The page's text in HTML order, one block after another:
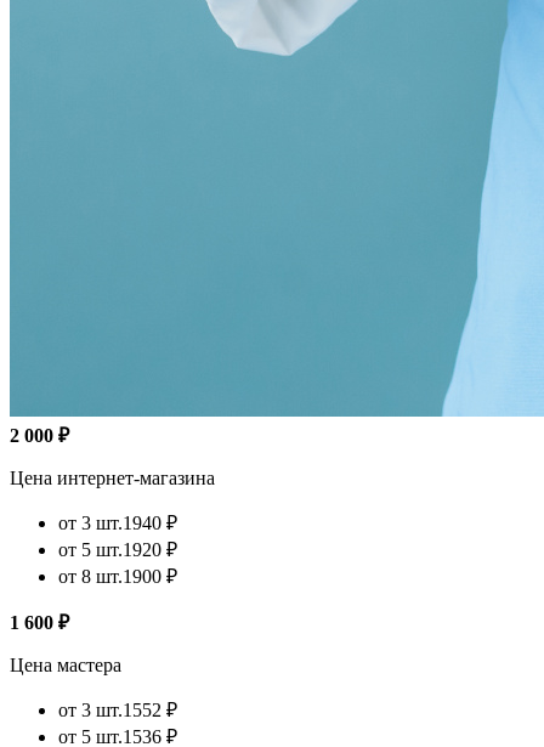
2 000 ₽
Цена интернет-магазина
от 3 шт.1940 ₽
от 5 шт.1920 ₽
от 8 шт.1900 ₽
1 600 ₽
Цена мастера
от 3 шт.1552 ₽
от 5 шт.1536 ₽